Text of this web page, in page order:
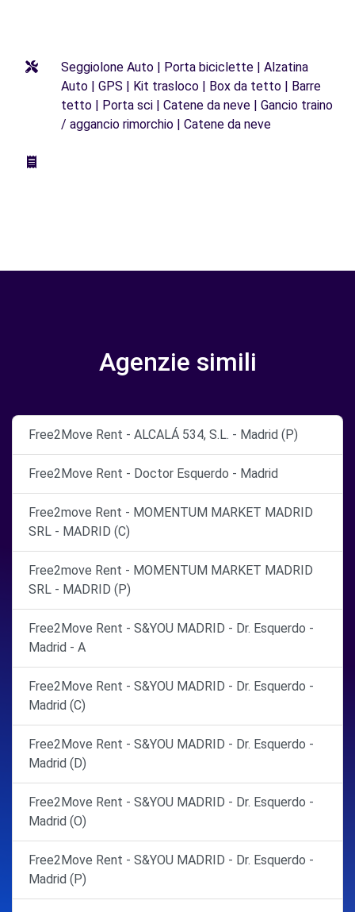
Seggiolone Auto | Porta biciclette | Alzatina
Auto | GPS | Kit trasloco | Box da tetto | Barre
tetto | Porta sci | Catene da neve | Gancio traino
/ aggancio rimorchio | Catene da neve
Agenzie simili
Free2Move Rent - ALCALÁ 534, S.L. - Madrid (P)
Free2Move Rent - Doctor Esquerdo - Madrid
Free2move Rent - MOMENTUM MARKET MADRID
SRL - MADRID (C)
Free2move Rent - MOMENTUM MARKET MADRID
SRL - MADRID (P)
Free2Move Rent - S&YOU MADRID - Dr. Esquerdo -
Madrid - A
Free2Move Rent - S&YOU MADRID - Dr. Esquerdo -
Madrid (C)
Free2Move Rent - S&YOU MADRID - Dr. Esquerdo -
Madrid (D)
Free2Move Rent - S&YOU MADRID - Dr. Esquerdo -
Madrid (O)
Free2Move Rent - S&YOU MADRID - Dr. Esquerdo -
Madrid (P)